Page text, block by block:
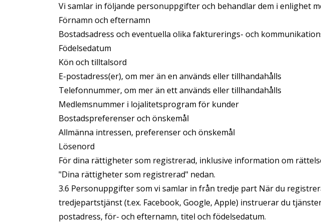
Vi samlar in följande personuppgifter och behandlar dem i enlighet
Förnamn och efternamn
Bostadsadress och eventuella olika fakturerings- och
Födelsedatum
Kön och tilltalsord
E-postadress(er), om mer än en används eller tillhandahålls
Telefonnummer, om mer än ett används eller tillhandahålls
Medlemsnummer i lojalitetsprogram för kunder
Bostadspreferenser och önskemål
Allmänna intressen, preferenser och önskemål
Lösenord
För dina rättigheter som registrerad, inklusive information om
"Dina rättigheter som registrerad" nedan.
3.6 Personuppgifter som vi samlar in från tredje part När du
tredjepartstjänst (t.ex. Facebook, Google, Apple) instruerar du
postadress, för- och efternamn, titel och födelsedatum.